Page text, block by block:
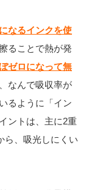
なるインクを使
ることで熱が発
ゼロになって無
なんで吸収率が
るように「イン
ントは、主に2重
ら、吸光しにくい